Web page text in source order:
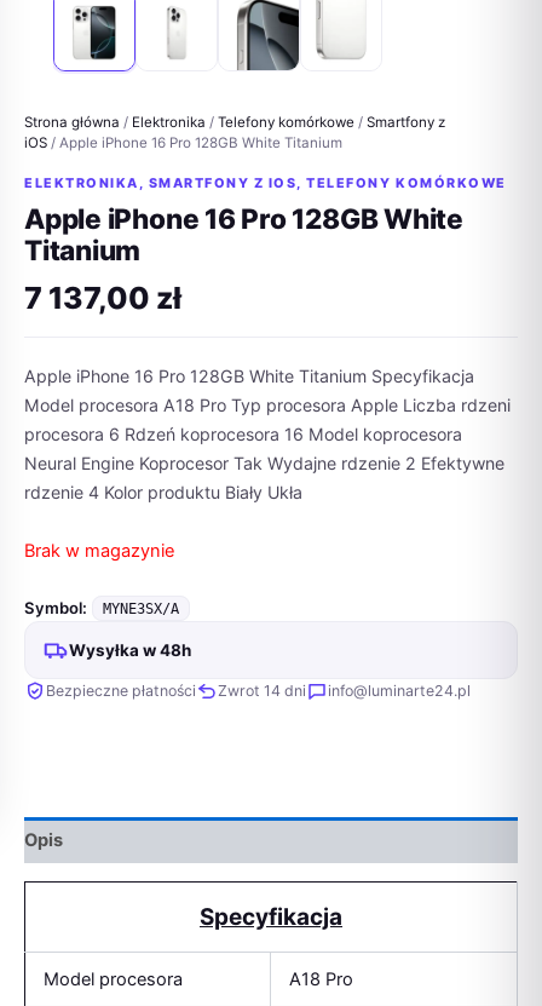
Strona główna / Elektronika / Telefony komórkowe / Smartfony z
iOS / Apple iPhone 16 Pro 128GB White Titanium
ELEKTRONIKA , SMARTFONY Z IOS,TELEFONY KOMÓRKOWE
Apple iPhone 16 Pro 128GB White
Titanium
7 137,00 zł
Apple iPhone 16 Pro 128GB White Titanium Specyfikacja
Model procesora A18 Pro Typ procesora Apple Liczba rdzeni
procesora 6 Rdzeń koprocesora 16 Model koprocesora
Neural Engine Koprocesor Tak Wydajne rdzenie 2 Efektywne
rdzenie 4 Kolor produktu Biały Ukła
Brak w magazynie
Symbol: MYNE3SX/A
Wysyłka w 48h
Bezpieczne płatności Zwrot 14 dni info@luminarte24.pl
Opis
Specyfikacja
Model procesora A18 Pro